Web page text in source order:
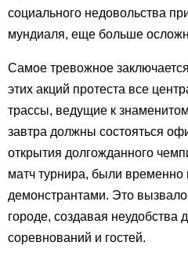
социального недовольства
мундиаля, еще больше
Самое тревожное
этих акций протеста все
трассы, ведущие к
завтра должны состояться
открытия долгожданного
матч турнира, были временно
демонстрантами. Это
городе, создавая неудобства
соревнований и гостей.